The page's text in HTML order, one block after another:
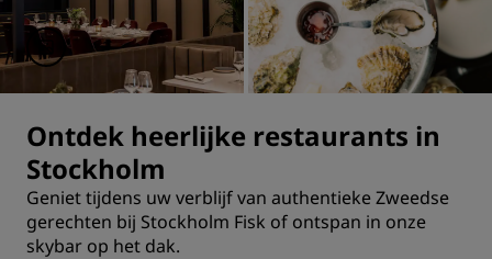
Ontdek heerlijke restaurants in
Stockholm
Geniet tijdens uw verblijf van authentieke Zweedse
gerechten bij Stockholm Fisk of ontspan in onze
skybar op het dak.